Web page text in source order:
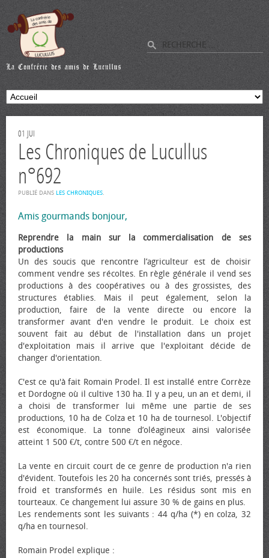
01 JUI
Les Chroniques de Lucullus
n°692
PUBLIÉ DANS LES CHRONIQUES.
Amis gourmands bonjour,
Reprendre la main sur la commercialisation de ses
productions
Un des soucis que rencontre l’agriculteur est de choisir
comment vendre ses récoltes. En règle générale il vend ses
productions à des coopératives ou à des grossistes, des
structures établies. Mais il peut également, selon la
production, faire de la vente directe ou encore la
transformer avant d'en vendre le produit. Le choix est
souvent fait au début de l'installation dans un projet
d'exploitation mais il arrive que l'exploitant décide de
changer d'orientation.
C'est ce qu'à fait Romain Prodel. Il est installé entre Corrèze
et Dordogne où il cultive 130 ha. Il y a peu, un an et demi, il
a choisi de transformer lui même une partie de ses
productions, 10 ha de Colza et 10 ha de tournesol. L'objectif
est économique. La tonne d’oléagineux ainsi valorisée
atteint 1 500 €/t, contre 500 €/t en négoce.
La vente en circuit court de ce genre de production n'a rien
d'évident. Toutefois les 20 ha concernés sont triés, pressés à
froid et transformés en huile. Les résidus sont mis en
tourteaux. Ce changement lui assure 30 % de gains en plus.
Les rendements sont les suivants : 44 q/ha (*) en colza, 32
q/ha en tournesol.
Romain Prodel explique :